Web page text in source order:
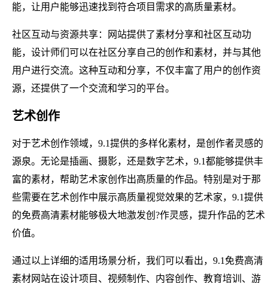
能，让用户能够迅速找到符合项目需求的高质量素材。
社区互动与资源共享：网站提供了素材分享和社区互动功
能，设计师们可以在社区分享自己的创作和素材，并与其他
用户进行交流。这种互动和分享，不仅丰富了用户的创作资
源，还提供了一个交流和学习的平台。
艺术创作
对于艺术创作领域，9.1提供的多样化素材，是创作者灵感的
源泉。无论是插画、摄影，还是数字艺术，9.1都能够提供丰
富的素材，帮助艺术家创作出高质量的作品。特别是对于那
些需要在艺术创作中展示高质量视觉效果的艺术家，9.1提供
的免费高清素材能够极大地激发创?作灵感，提升作品的艺术
价值。
通过以上详细的适用场景分析，我们可以看出，9.1免费高清
素材网站在设计项目、视频制作、内容创作、教育培训、游